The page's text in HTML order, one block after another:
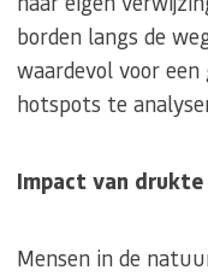
borden langs de
waardevol voor
hotspots te
Impact van
Mensen in de